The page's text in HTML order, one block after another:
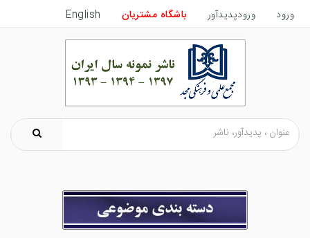
ورود ورودپدیدآور باشگاه مشتریان English